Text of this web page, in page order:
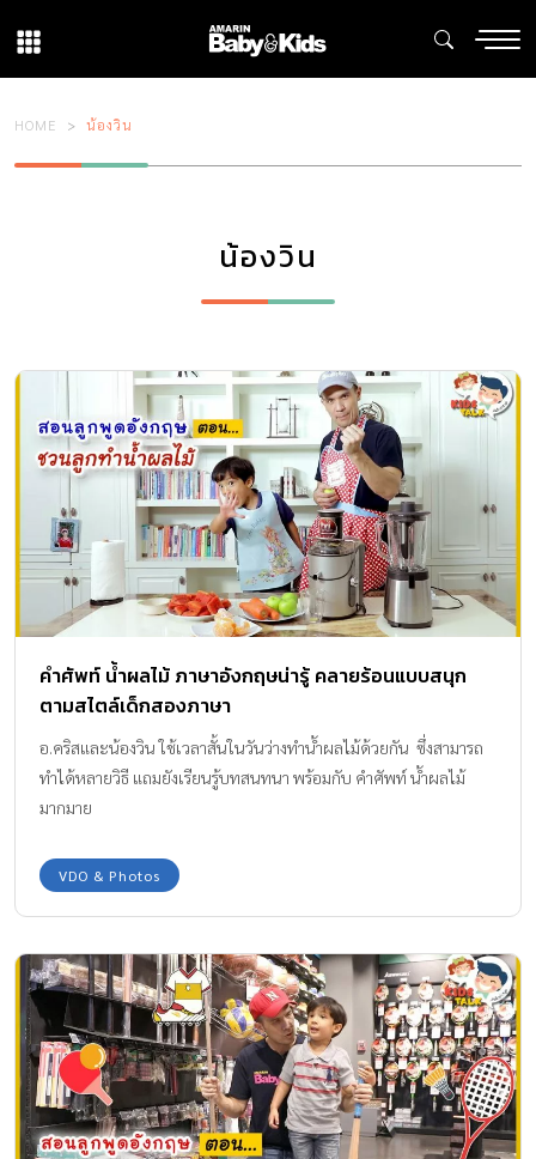
HOME น้องวิน
น้องวิน
คำศัพท์ น้ำผลไม้ ภาษาอังกฤษน่ารู้ คลายร้อนแบบสนุก
ตามสไตล์เด็กสองภาษา
อ.คริสและน้องวิน ใช้เวลาสั้นในวันว่างทำน้ำผลไม้ด้วยกัน ซึ่งสามารถ
ทำได้หลายวิธี แถมยังเรียนรู้บทสนทนา พร้อมกับ คำศัพท์ น้ำผลไม้
มากมาย
VDO & Photos